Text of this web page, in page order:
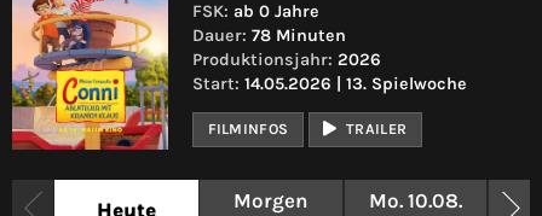
FSK: ab 0 Jahre
Dauer: 78 Minuten
Produktionsjahr: 2026
Start: 14.05.2026 | 13. Spielwoche
FILMINFOS TRAILER
Heute Morgen Mo. 10.08.